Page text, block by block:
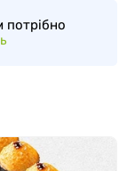
потрібно